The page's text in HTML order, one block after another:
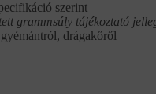
szerint
grammsúly tájékoztató
drágakőről